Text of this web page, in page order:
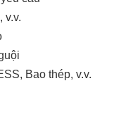
v.v.
Bao thép, v.v.